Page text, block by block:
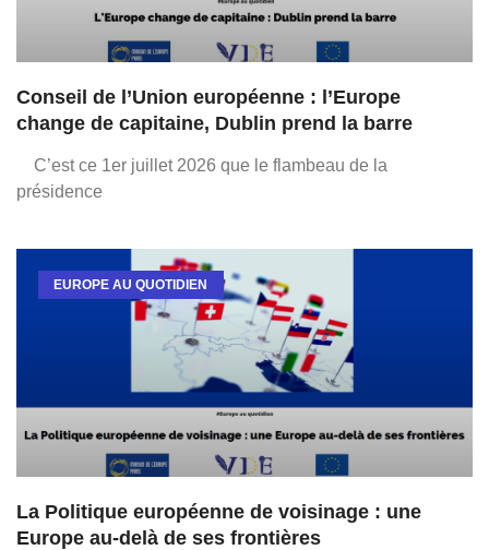
Conseil de l’Union européenne : l’Europe
change de capitaine, Dublin prend la barre
C’est ce 1er juillet 2026 que le flambeau de la
présidence
EUROPE AU QUOTIDIEN
La Politique européenne de voisinage : une
Europe au-delà de ses frontières